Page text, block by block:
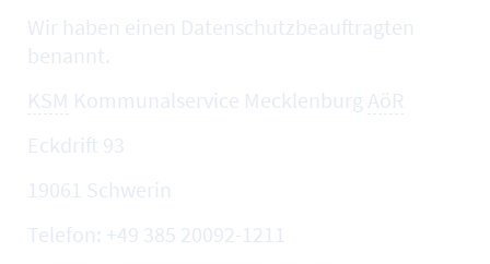
Wir haben einen Datenschutzbeauftragten
benannt.
KSM Kommunalservice Mecklenburg AöR
Eckdrift 93
19061 Schwerin
Telefon: +49 385 20092-1211